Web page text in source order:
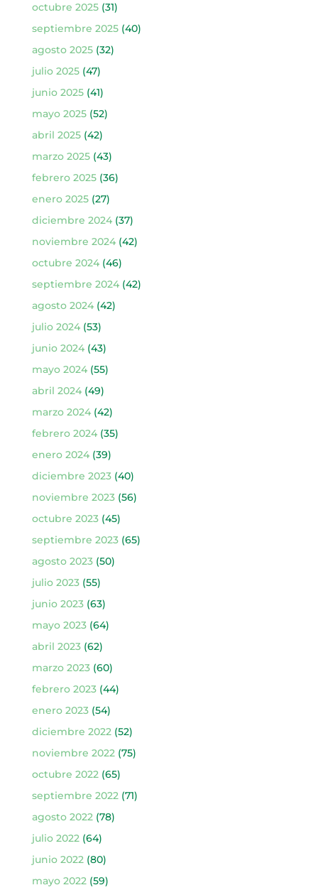
octubre 2025(31)
septiembre 2025(40)
agosto 2025(32)
julio 2025(47)
junio 2025(41)
mayo 2025(52)
abril 2025(42)
marzo 2025(43)
febrero 2025(36)
enero 2025(27)
diciembre 2024(37)
noviembre 2024(42)
octubre 2024(46)
septiembre 2024(42)
agosto 2024(42)
julio 2024(53)
junio 2024(43)
mayo 2024(55)
abril 2024(49)
marzo 2024(42)
febrero 2024(35)
enero 2024(39)
diciembre 2023(40)
noviembre 2023(56)
octubre 2023(45)
septiembre 2023(65)
agosto 2023(50)
julio 2023(55)
junio 2023(63)
mayo 2023(64)
abril 2023(62)
marzo 2023(60)
febrero 2023(44)
enero 2023(54)
diciembre 2022(52)
noviembre 2022(75)
octubre 2022(65)
septiembre 2022(71)
agosto 2022(78)
julio 2022(64)
junio 2022(80)
mayo 2022(59)